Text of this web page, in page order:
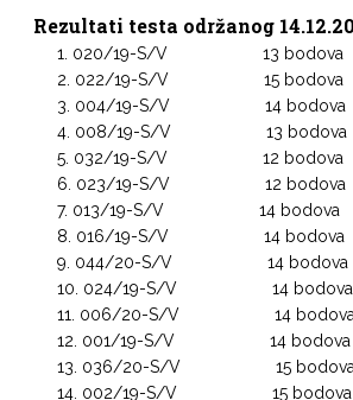
Rezultati testa održanog
020/19-S/V 13 bodova
022/19-S/V 15 bodova
004/19-S/V 14 bodova
008/19-S/V 13 bodova
032/19-S/V 12 bodova
023/19-S/V 12 bodova
013/19-S/V 14 bodova
016/19-S/V 14 bodova
044/20-S/V 14 bodova
024/19-S/V 14 bodova
006/20-S/V 14 bodova
001/19-S/V 14 bodova
036/20-S/V 15 bodova
002/19-S/V 15 bodova